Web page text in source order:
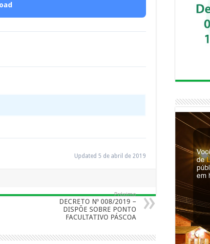
Updated 5 de abril de 2019
Próximo
DECRETO Nº 008/2019 –
DISPÕE SOBRE PONTO
FACULTATIVO PÁSCOA